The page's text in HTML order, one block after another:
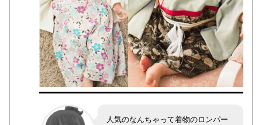
人気のなんちゃって着物のロンパー